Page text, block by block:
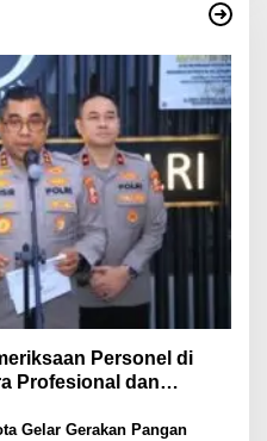
Personel di
Profesional dan
Gelar Gerakan Pangan